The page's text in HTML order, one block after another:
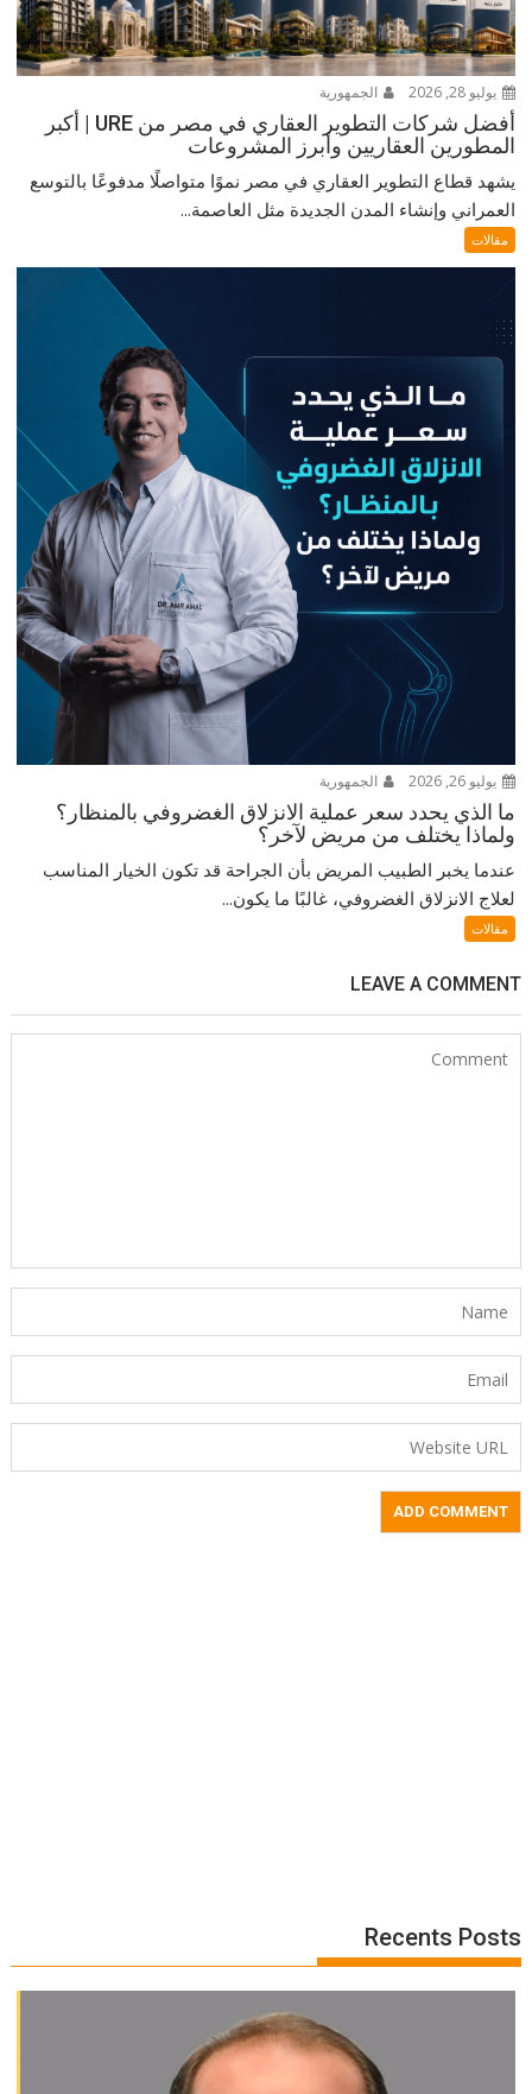
يوليو 28, 2026 الجمهورية
أفضل شركات التطوير العقاري في مصر من URE | أكبر
المطورين العقاريين وأبرز المشروعات
يشهد قطاع التطوير العقاري في مصر نموًا متواصلًا مدفوعًا بالتوسع
العمراني وإنشاء المدن الجديدة مثل العاصمة...
مقالات
يوليو 26, 2026 الجمهورية
ما الذي يحدد سعر عملية الانزلاق الغضروفي بالمنظار؟
ولماذا يختلف من مريض لآخر؟
عندما يخبر الطبيب المريض بأن الجراحة قد تكون الخيار المناسب
لعلاج الانزلاق الغضروفي، غالبًا ما يكون...
مقالات
LEAVE A COMMENT
Recents Posts